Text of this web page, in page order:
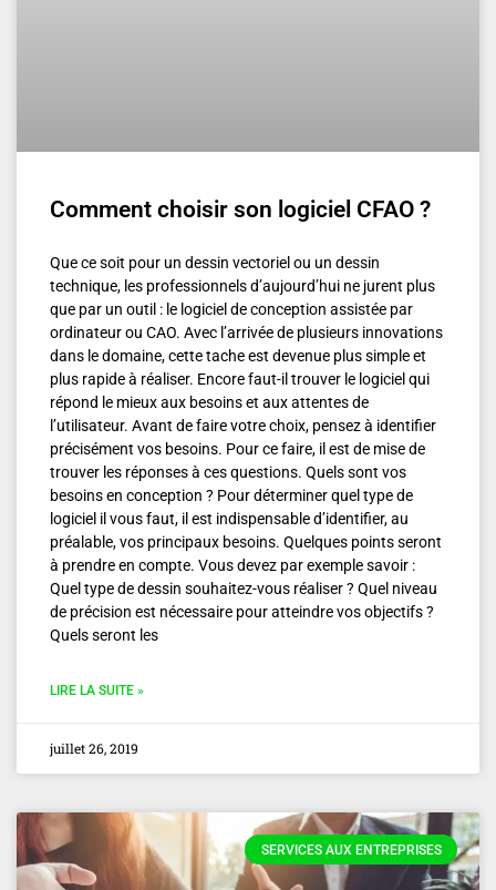
Comment choisir son logiciel CFAO ?
Que ce soit pour un dessin vectoriel ou un dessin
technique, les professionnels d’aujourd’hui ne jurent plus
que par un outil : le logiciel de conception assistée par
ordinateur ou CAO. Avec l’arrivée de plusieurs innovations
dans le domaine, cette tache est devenue plus simple et
plus rapide à réaliser. Encore faut-il trouver le logiciel qui
répond le mieux aux besoins et aux attentes de
l’utilisateur. Avant de faire votre choix, pensez à identifier
précisément vos besoins. Pour ce faire, il est de mise de
trouver les réponses à ces questions. Quels sont vos
besoins en conception ? Pour déterminer quel type de
logiciel il vous faut, il est indispensable d’identifier, au
préalable, vos principaux besoins. Quelques points seront
à prendre en compte. Vous devez par exemple savoir :
Quel type de dessin souhaitez-vous réaliser ? Quel niveau
de précision est nécessaire pour atteindre vos objectifs ?
Quels seront les
LIRE LA SUITE »
juillet 26, 2019
SERVICES AUX ENTREPRISES